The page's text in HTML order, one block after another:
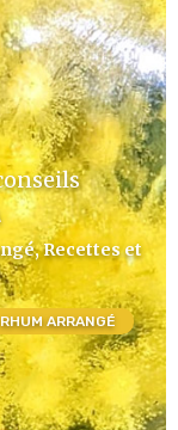
Recettes et
ARRANGÉ